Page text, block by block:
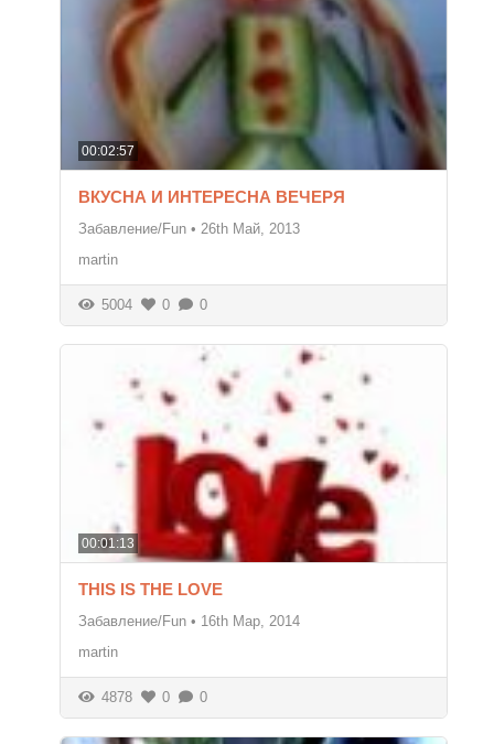
00:02:57
ВКУСНА И ИНТЕРЕСНА ВЕЧЕРЯ
Забавление/Fun • 26th Май, 2013
martin
5004 0 0
00:01:13
THIS IS THE LOVE
Забавление/Fun • 16th Мар, 2014
martin
4878 0 0